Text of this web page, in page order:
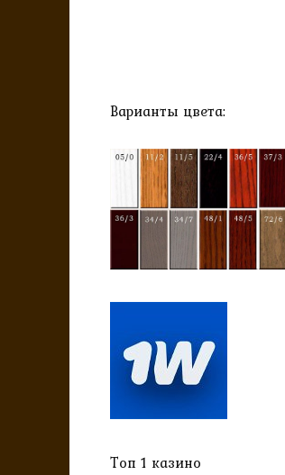
Варианты цвета:
Топ 1 казино